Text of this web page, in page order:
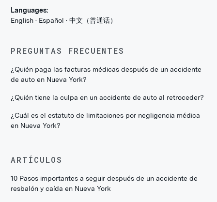
Languages:
English · Español · 中文（普通话）
PREGUNTAS FRECUENTES
¿Quién paga las facturas médicas después de un accidente
de auto en Nueva York?
¿Quién tiene la culpa en un accidente de auto al retroceder?
¿Cuál es el estatuto de limitaciones por negligencia médica
en Nueva York?
ARTÍCULOS
10 Pasos importantes a seguir después de un accidente de
resbalón y caída en Nueva York